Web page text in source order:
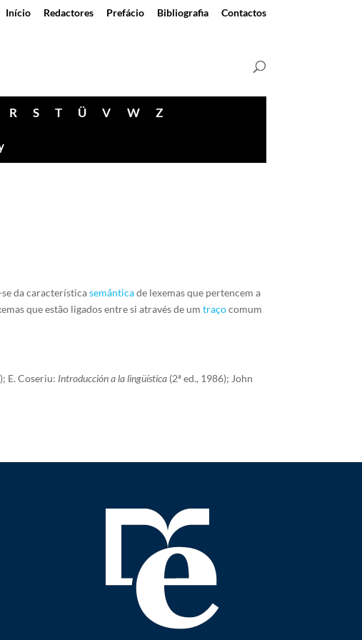
Início Redactores Prefácio Bibliografia Contactos
R S T Ü V W Z
da característicasemânticade lexemas que pertencem a
que estão ligados entre si através de umtraçocomum
E. Coseriu: Introducción a la lingüística (2ª ed., 1986); John